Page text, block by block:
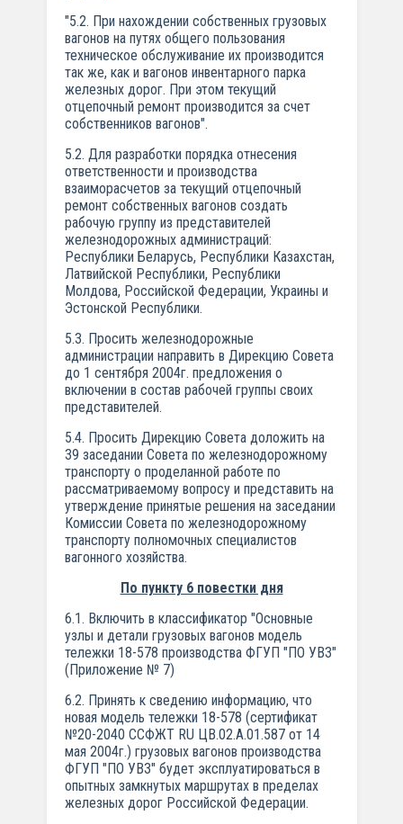
"5.2. При нахождении собственных грузовых
вагонов на путях общего пользования
техническое обслуживание их производится
так же, как и вагонов инвентарного парка
железных дорог. При этом текущий
отцепочный ремонт производится за счет
собственников вагонов".
5.2. Для разработки порядка отнесения
ответственности и производства
взаиморасчетов за текущий отцепочный
ремонт собственных вагонов создать
рабочую группу из представителей
железнодорожных администраций:
Республики Беларусь, Республики Казахстан,
Латвийской Республики, Республики
Молдова, Российской Федерации, Украины и
Эстонской Республики.
5.3. Просить железнодорожные
администрации направить в Дирекцию Совета
до 1 сентября 2004г. предложения о
включении в состав рабочей группы своих
представителей.
5.4. Просить Дирекцию Совета доложить на
39 заседании Совета по железнодорожному
транспорту о проделанной работе по
рассматриваемому вопросу и представить на
утверждение принятые решения на заседании
Комиссии Совета по железнодорожному
транспорту полномочных специалистов
вагонного хозяйства.
По пункту 6 повестки дня
6.1. Включить в классификатор "Основные
узлы и детали грузовых вагонов модель
тележки 18-578 производства ФГУП "ПО УВЗ"
(Приложение № 7)
6.2. Принять к сведению информацию, что
новая модель тележки 18-578 (сертификат
№20-2040 ССФЖТ RU ЦВ.02.А.01.587 от 14
мая 2004г.) грузовых вагонов производства
ФГУП "ПО УВЗ" будет эксплуатироваться в
опытных замкнутых маршрутах в пределах
железных дорог Российской Федерации.